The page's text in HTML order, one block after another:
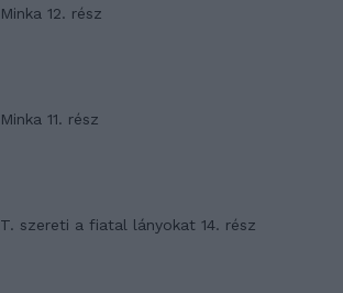
Minka 12. rész
Minka 11. rész
T. szereti a fiatal lányokat 14. rész